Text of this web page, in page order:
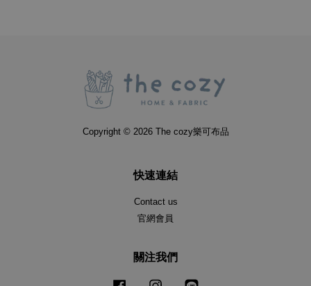
Copyright © 2026 The cozy樂可布品
快速連結
Contact us
官網會員
關注我們
Facebook Instagram